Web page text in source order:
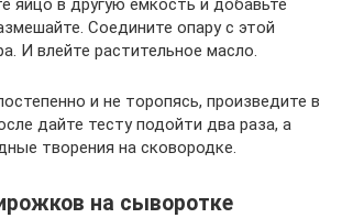
яйцо в другую емкость и добавьте
Соедините опару с этой
И влейте растительное масло.
и не торопясь, произведите в
дайте тесту подойти два раза, а
творения на сковородке.
на сыворотке